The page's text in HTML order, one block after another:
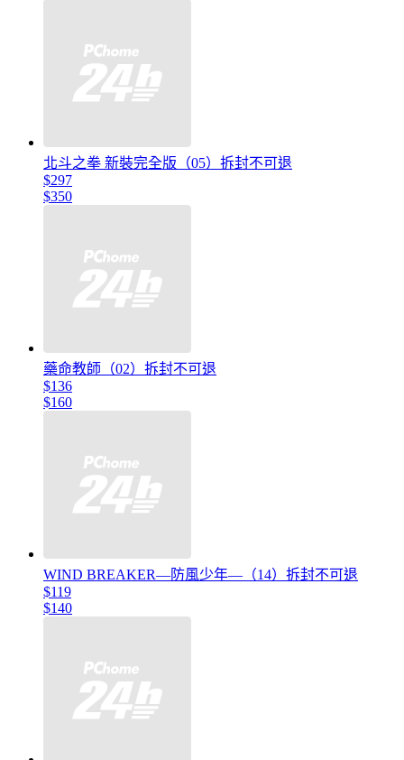
北斗之拳 新裝完全版（05）拆封不可退
$297
$350
藥命教師（02）拆封不可退
$136
$160
WIND BREAKER—防風少年—（14）拆封不可退
$119
$140